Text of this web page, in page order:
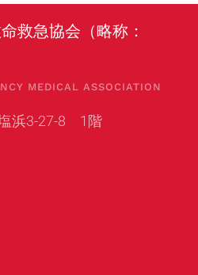
救急協会（略称：
MEDICAL ASSOCIATION
浜3-27-8 1階